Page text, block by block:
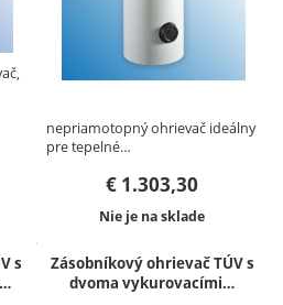
nepriamotopný ohrievač ideálny
pre tepelné…
€ 1.303,30
Dostupnosť:
Nie je na sklade
s
Zásobníkový ohrievač TÚV s
dvoma vykurovacími…